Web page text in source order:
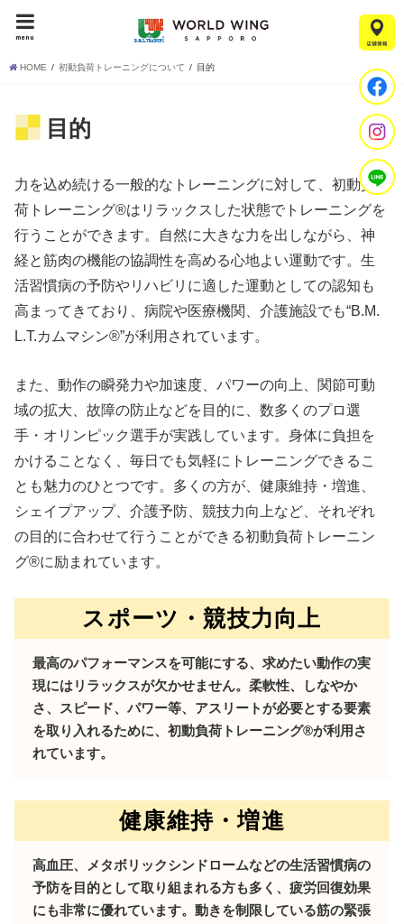
menu
HOME 初動負荷トレーニングについて 目的
目的
力を込め続ける一般的なトレーニングに対して、初動負
荷トレーニング®はリラックスした状態でトレーニングを
行うことができます。自然に大きな力を出しながら、神
経と筋肉の機能の協調性を高める心地よい運動です。生
活習慣病の予防やリハビリに適した運動としての認知も
高まってきており、病院や医療機関、介護施設でも“B.M.
L.T.カムマシン®”が利用されています。
また、動作の瞬発力や加速度、パワーの向上、関節可動
域の拡大、故障の防止などを目的に、数多くのプロ選
手・オリンピック選手が実践しています。身体に負担を
かけることなく、毎日でも気軽にトレーニングできるこ
とも魅力のひとつです。多くの方が、健康維持・増進、
シェイプアップ、介護予防、競技力向上など、それぞれ
の目的に合わせて行うことができる初動負荷トレーニン
グ®に励まれています。
スポーツ・競技力向上
最高のパフォーマンスを可能にする、求めたい動作の実
現にはリラックスが欠かせません。柔軟性、しなやか
さ、スピード、パワー等、アスリートが必要とする要素
を取り入れるために、初動負荷トレーニング®が利用さ
れています。
健康維持・増進
高血圧、メタボリックシンドロームなどの生活習慣病の
予防を目的として取り組まれる方も多く、疲労回復効果
にも非常に優れています。動きを制限している筋の緊張